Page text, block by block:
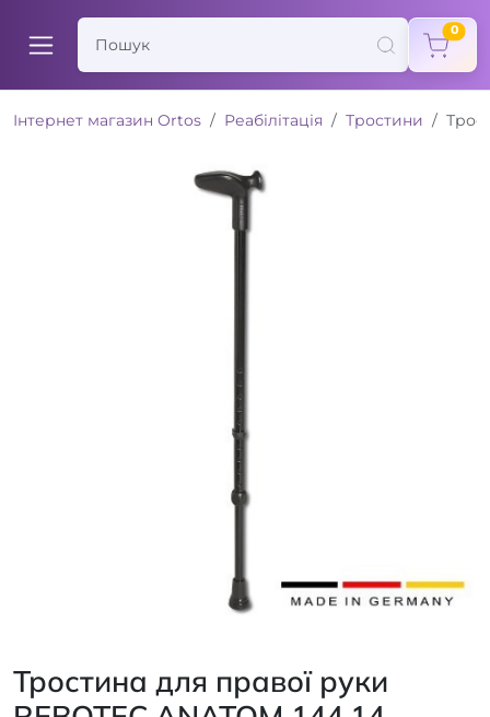
0
Інтернет магазин Ortos Реабілітація Тростини
Тростина для правої руки